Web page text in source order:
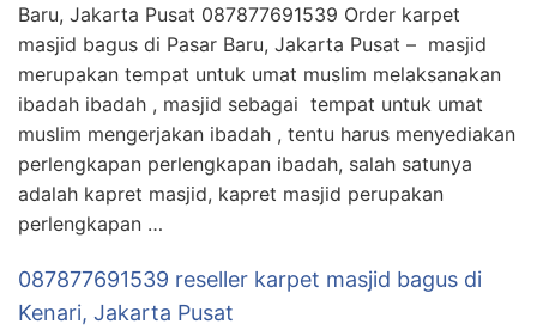
Baru, Jakarta Pusat 087877691539 Order karpet
masjid bagus di Pasar Baru, Jakarta Pusat – masjid
merupakan tempat untuk umat muslim melaksanakan
ibadah ibadah , masjid sebagai tempat untuk umat
muslim mengerjakan ibadah , tentu harus menyediakan
perlengkapan perlengkapan ibadah, salah satunya
adalah kapret masjid, kapret masjid perupakan
perlengkapan …
087877691539 reseller karpet masjid bagus di
Kenari, Jakarta Pusat